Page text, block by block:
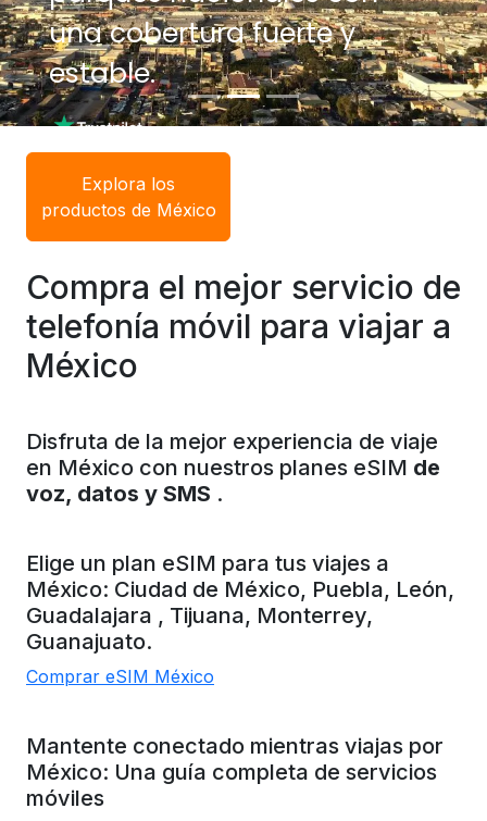
una cobertura fuerte y
estable.
Explora los
productos de México
Compra el mejor servicio de
telefonía móvil para viajar a
México
Disfruta de la mejor experiencia de viaje
en México con nuestros planes eSIM de
voz, datos y SMS .
Elige un plan eSIM para tus viajes a
México: Ciudad de México, Puebla, León,
Guadalajara , Tijuana, Monterrey,
Guanajuato.
Comprar eSIM México
Mantente conectado mientras viajas por
México: Una guía completa de servicios
móviles